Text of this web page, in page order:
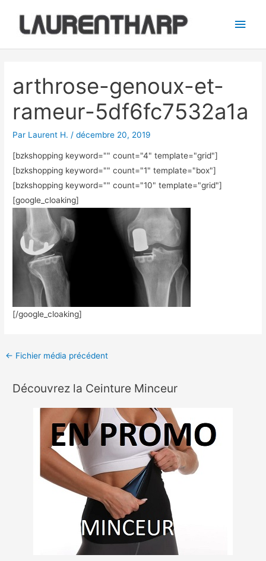
contenu
arthrose-genoux-et-
rameur-5df6fc7532a1a
Par Laurent H. /décembre 20, 2019
[bzkshopping keyword="" count="4" template="grid"]
[bzkshopping keyword="" count="1" template="box"]
[bzkshopping keyword="" count="10" template="grid"]
[google_cloaking]
[/google_cloaking]
articles
← Fichier média précédent
Découvrez la Ceinture Minceur